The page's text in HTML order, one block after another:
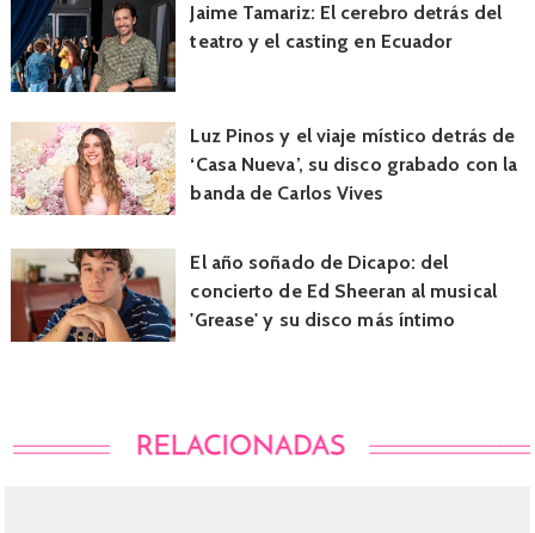
Jaime Tamariz: El cerebro detrás del
teatro y el casting en Ecuador
Luz Pinos y el viaje místico detrás de
‘Casa Nueva’, su disco grabado con la
banda de Carlos Vives
El año soñado de Dicapo: del
concierto de Ed Sheeran al musical
'Grease' y su disco más íntimo